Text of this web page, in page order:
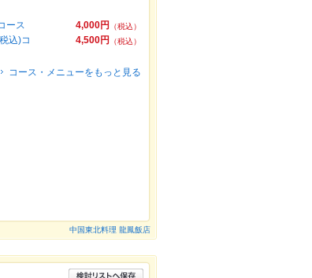
4,000円
（税込）
ース
4,500円
（税込）
込)コ
コース・メニューをもっと見る
中国東北料理 龍鳳飯店